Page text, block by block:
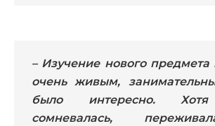
– Изучение нового предмета
очень живым,
было интересно. Хотя
сомневалась,